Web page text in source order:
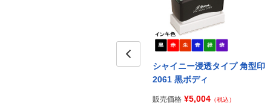
シャイニー浸透タイプ 角型印
2061 黒ボディ
販売価格 ¥5,004 （税込）